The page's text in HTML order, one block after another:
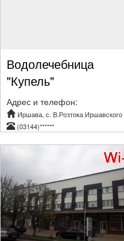
Водолечебница
"Купель"
Адрес и телефон:
Иршава, с. В.Розтока Иршавского
(03144)******